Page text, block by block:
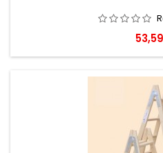
Precio